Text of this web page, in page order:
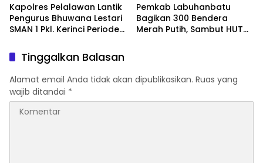
Kapolres Pelalawan Lantik
Pengurus Bhuwana Lestari
SMAN 1 Pkl. Kerinci Periode
Pemkab Labuhanbatu
Bagikan 300 Bendera
Merah Putih, Sambut HUT
Tinggalkan Balasan
Alamat email Anda tidak akan dipublikasikan. Ruas yang
wajib ditandai *